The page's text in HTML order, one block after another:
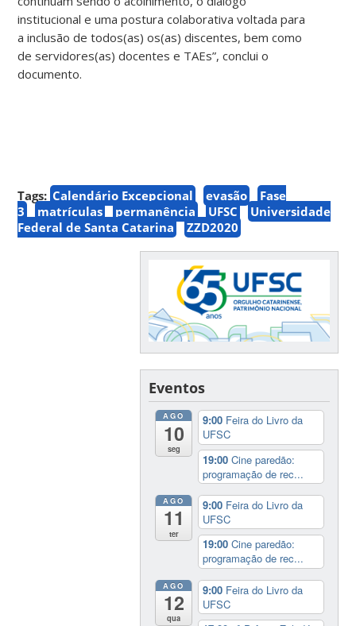
institucional e uma postura colaborativa voltada para
a inclusão de todos(as) os(as) discentes, bem como
de servidores(as) docentes e TAEs”, conclui o
documento.
Tags: Calendário Excepcional evasão
Fase
3
matrículas permanência UFSC
Universidade
Federal de Santa Catarina
ZZD2020
Eventos
AGO
10
seg
9:00 Feira do Livro da
UFSC
19:00Cine paredão:
programação de rec...
AGO
11
ter
9:00 Feira do Livro da
UFSC
19:00Cine paredão:
programação de rec...
AGO
12
qua
9:00 Feira do Livro da
UFSC